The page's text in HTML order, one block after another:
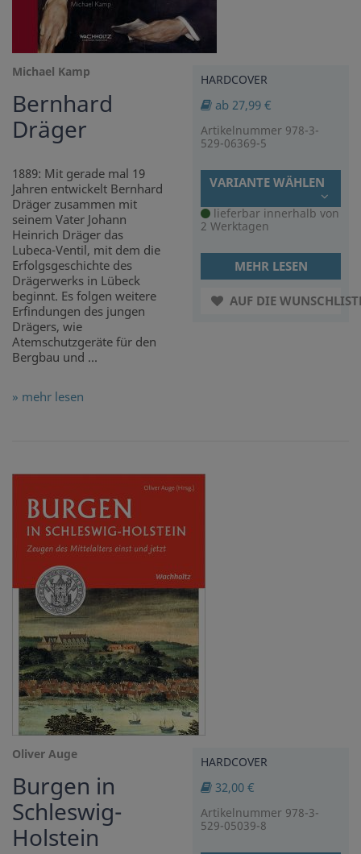
Michael Kamp
Bernhard
Dräger
1889: Mit gerade mal 19
Jahren entwickelt Bernhard
Dräger zusammen mit
seinem Vater Johann
Heinrich Dräger das
Lubeca-Ventil, mit dem die
Erfolgsgeschichte des
Drägerwerks in Lübeck
beginnt. Es folgen weitere
Erfindungen des jungen
Drägers, wie
Atemschutzgeräte für den
Bergbau und ...
» mehr lesen
HARDCOVER
ab 27,99 €
Artikelnummer 978-3-
529-06369-5
VARIANTE WÄHLEN
lieferbar innerhalb von
2 Werktagen
MEHR LESEN
AUF DIE
Oliver Auge
Burgen in
Schleswig-
Holstein
HARDCOVER
32,00 €
Artikelnummer 978-3-
529-05039-8